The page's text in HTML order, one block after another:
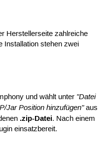
Herstellerseite zahlreiche
stehen zwei
und wählt unter "Datei
Jar Position hinzufügen"aus
.zip-Datei. Nach einem
einsatzbereit.